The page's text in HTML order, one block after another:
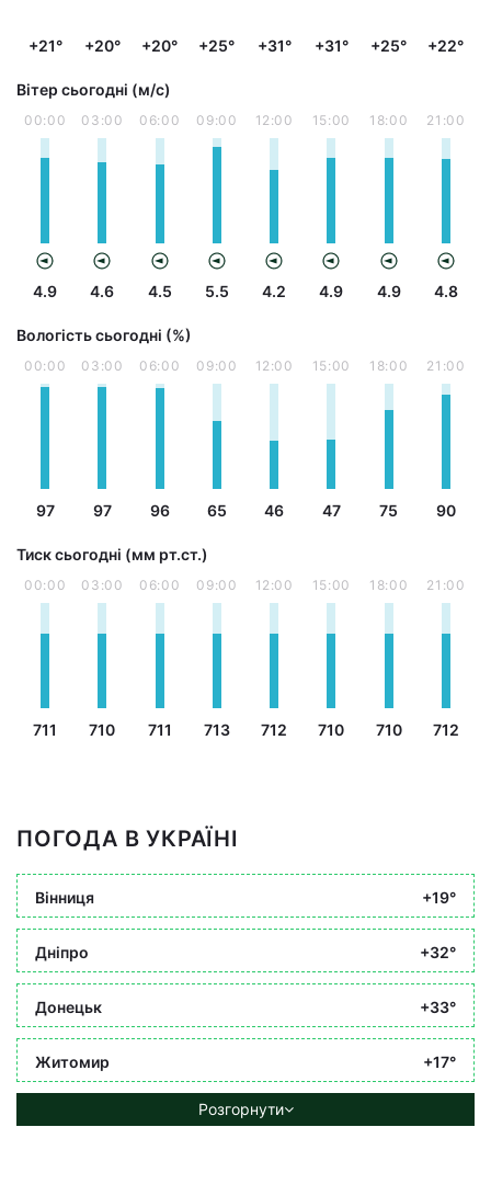
+21° +20° +20° +25° +31° +31° +25° +22°
Вітер сьогодні (м/с)
00:00
4.9
03:00
4.6
06:00
4.5
09:00
5.5
12:00
4.2
15:00
4.9
18:00
4.9
21:00
4.8
Вологість сьогодні (%)
00:00
97
03:00
97
06:00
96
09:00
65
12:00
46
15:00
47
18:00
75
21:00
90
Тиск сьогодні (мм рт.ст.)
00:00
711
03:00
710
06:00
711
09:00
713
12:00
712
15:00
710
18:00
710
21:00
712
ПОГОДА В УКРАЇНІ
Вінниця +19°
Дніпро +32°
Донецьк +33°
Житомир +17°
Розгорнути